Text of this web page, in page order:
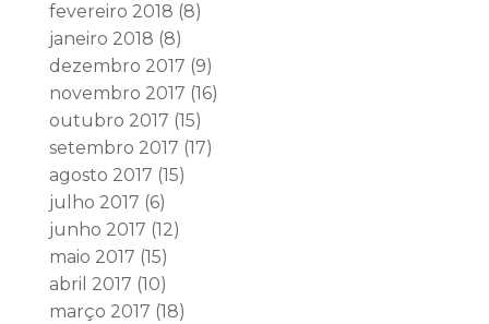
fevereiro 2018 (8)
janeiro 2018 (8)
dezembro 2017 (9)
novembro 2017 (16)
outubro 2017 (15)
setembro 2017 (17)
agosto 2017 (15)
julho 2017 (6)
junho 2017 (12)
maio 2017 (15)
abril 2017 (10)
março 2017 (18)